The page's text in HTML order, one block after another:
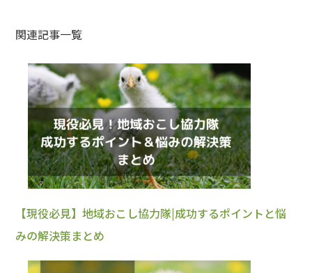
関連記事一覧
【現役必見】地域おこし協力隊|成功するポイントと悩
みの解決策まとめ